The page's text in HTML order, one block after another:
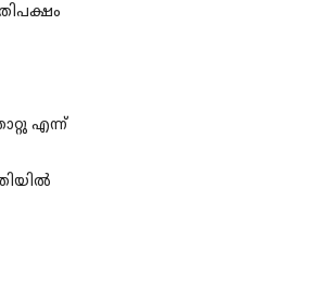
എന്ന്